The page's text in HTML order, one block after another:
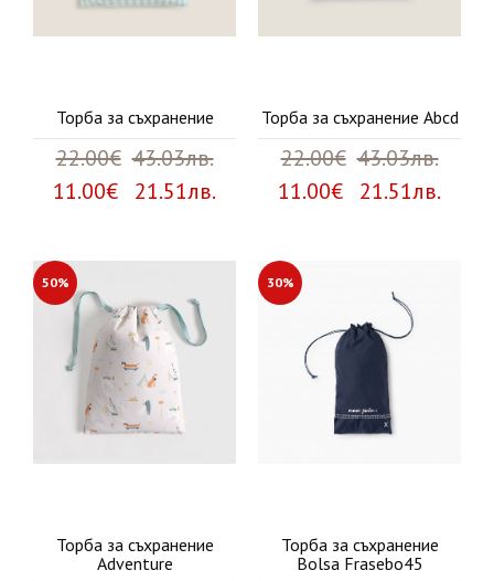
Торба за съхранение
22.00€ 43.03лв.
11.00€ 21.51лв.
Торба за съхранение Abcd
22.00€ 43.03лв.
11.00€ 21.51лв.
50%
Торба за съхранение
Adventure
30%
Торба за съхранение
Bolsa Frasebo45